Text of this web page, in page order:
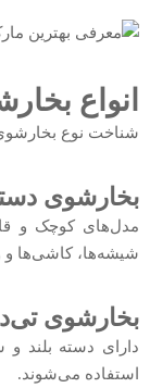
انواع
شناخت نوع
بخارشوی
مدل‌های کوچک و
شیشه‌ها، کاشی‌ها
بخارشوی
دارای دسته بلند
استفاده می‌شوند.